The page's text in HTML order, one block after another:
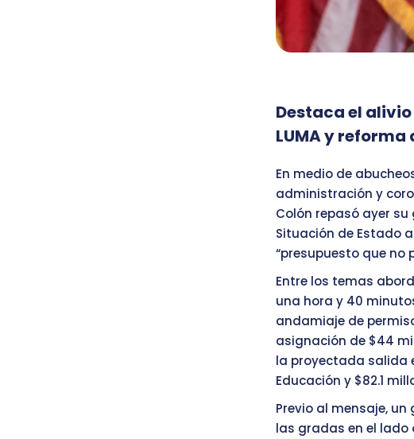
Destaca el
LUMA y reforma
En medio de
administración y
Colón repasó ayer
Situación de Estado
“presupuesto que no
Entre los temas
una hora y 40
andamiaje de
asignación de $44
la proyectada salida
Educación y $82.1
Previo al mensaje,
las gradas en el